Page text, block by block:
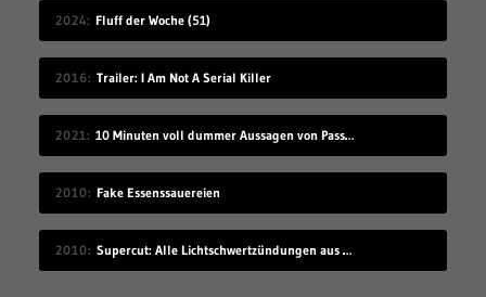
2024 Fluff der Woche (51)
2016 Trailer: I Am Not A Serial Killer
2021 10 Minuten voll dummer Aussagen von Passant*innen
2010 Fake Essenssauereien
2010 Supercut: Alle Lichtschwertzündungen aus Star Wars